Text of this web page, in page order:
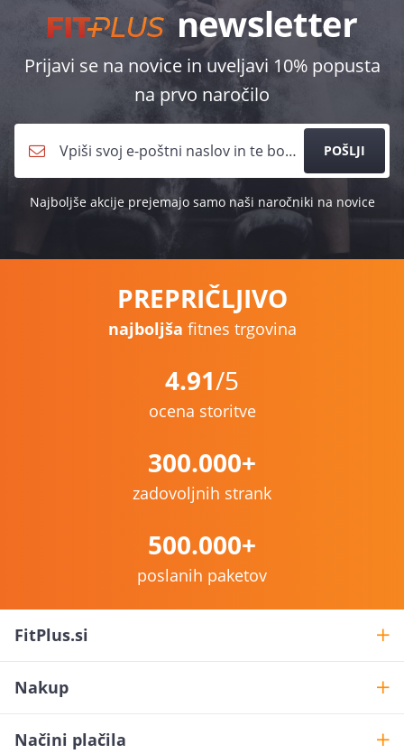
Prijavi se na novice in uveljavi 10% popusta
na prvo naročilo
POŠLJI
Najboljše akcije prejemajo samo naši naročniki na novice
PREPRIČLJIVO
najboljša fitnes trgovina
4.91/5
ocena storitve
300.000+
zadovoljnih strank
500.000+
poslanih paketov
FitPlus.si
Nakup
Načini plačila